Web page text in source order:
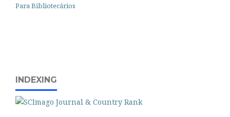
Para Bibliotecários
INDEXING